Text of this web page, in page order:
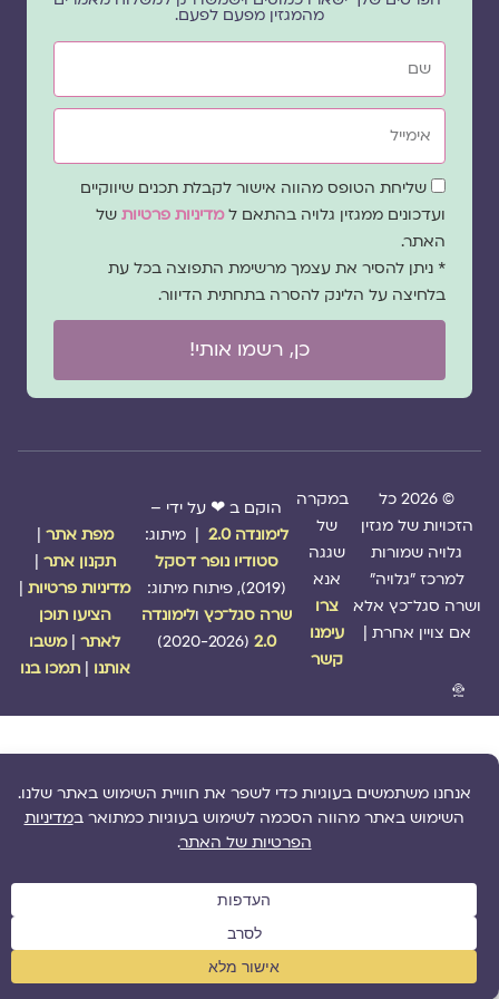
מהמגזין מפעם לפעם.
שם
אימייל
שדה
הסכמה
שליחת הטופס מהווה אישור לקבלת תכנים שיווקיים
ועדכונים ממגזין גלויה בהתאם ל מדיניות פרטיותשל
האתר.
* ניתן להסיר את עצמך מרשימת התפוצה בכל עת
בלחיצה על הלינק להסרה בתחתית הדיוור.
כן, רשמו אותי!
© 2026 כל
הזכויות של מגזין
גלויה שמורות
למרכז "גלויה"
ושרה סגל־כץ אלא
אם צויין אחרת |
במקרה
של
שגגה
אנא
צרו
עימנו
קשר
הוקם ב ❤ על ידי –
לימונדה 2.0
| מיתוג:
סטודיו נופר דסקל
שרה סגל־כץולימונדה
2.0
(2020-2026)
מפת אתר|
תקנון אתר|
מדיניות פרטיות|
הציעו תוכן
לאתר| משבו
אותנו| תמכו בנו